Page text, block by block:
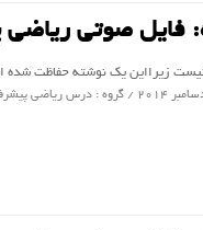
فایل صوتی
زیرا‌این یک نوشته حفاظت شده
درس ریاضی